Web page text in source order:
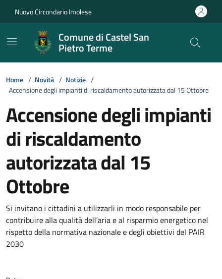
Nuovo Circondario Imolese
Comune di Castel San
Pietro Terme
Home / Novità / Notizie /
Accensione degli impianti di riscaldamento autorizzata dal 15 Ottobre
Accensione degli impianti
di riscaldamento
autorizzata dal 15
Ottobre
Dettagli della notizia
Si invitano i cittadini a utilizzarli in modo responsabile per
contribuire alla qualità dell’aria e al risparmio energetico nel
rispetto della normativa nazionale e degli obiettivi del PAIR
2030